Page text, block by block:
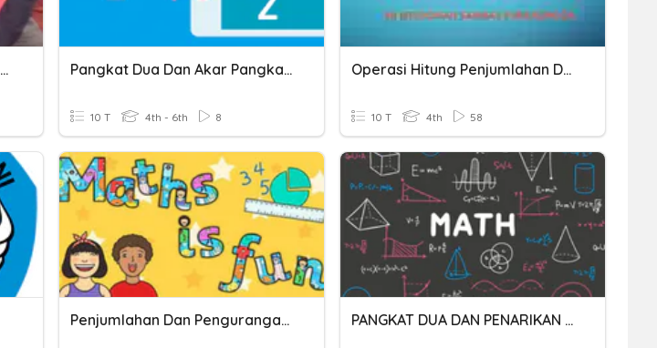
Penjumlahan Dan Pengurangan Matriks Pangkat Dua Dan Akar Pangkat Dua
10 T 4th - 6th 8
Operasi Hitung Penjumlahan Dan Pengurangan
10 T 4th 58
Penjumlahan Dan Pengurangan Pecahan PANGKAT DUA DAN PENARIKAN AKAR PANGKAT DUA